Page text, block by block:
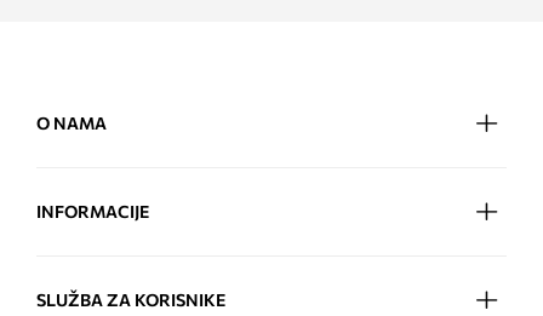
O NAMA
INFORMACIJE
SLUŽBA ZA KORISNIKE